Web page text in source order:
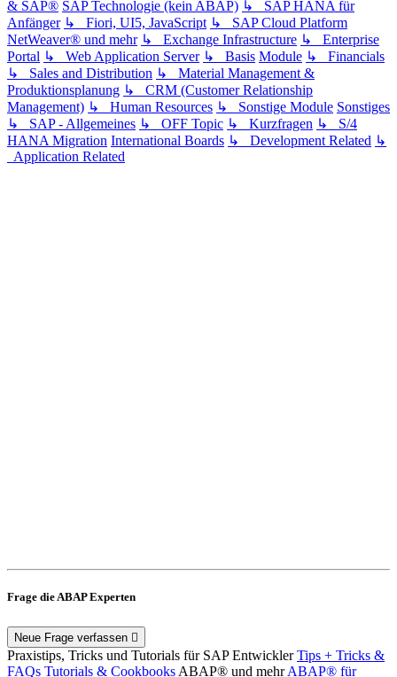
& SAP® SAP Technologie (kein ABAP) ↳ SAP HANA für
Anfänger ↳ Fiori, UI5, JavaScript ↳ SAP Cloud Platform
NetWeaver® und mehr ↳ Exchange Infrastructure ↳ Enterprise
Portal ↳ Web Application Server ↳ Basis Module ↳ Financials
↳ Sales and Distribution ↳ Material Management &
Produktionsplanung ↳ CRM (Customer Relationship
Management) ↳ Human Resources ↳ Sonstige Module Sonstiges
↳ SAP - Allgemeines ↳ OFF Topic ↳ Kurzfragen ↳ S/4
HANA Migration International Boards ↳ Development Related ↳
Application Related
Frage die ABAP Experten
Neue Frage verfassen
Praxistips, Tricks und Tutorials für SAP Entwickler Tips + Tricks &
FAQs Tutorials & Cookbooks ABAP® und mehr ABAP® für